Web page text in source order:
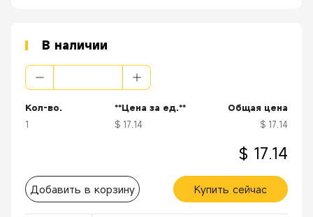
В наличии
Кол-во.
1
**Цена за ед.**
$ 17.14
Общая цена
$ 17.14
$ 17.14
Добавить в корзину Купить сейчас